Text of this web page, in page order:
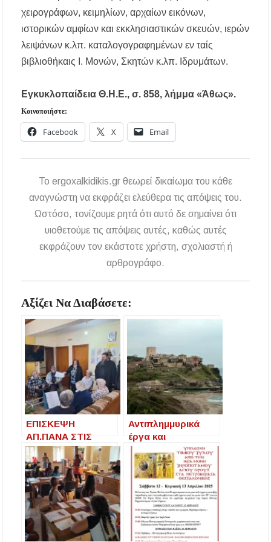
χειρογράφων, κειμηλίων, αρχαίων εικόνων,
ιστορικών αμφίων και εκκλησιαστικών σκευών, ιερών
λειψάνων κ.λπ. καταλογογραφημένων εν ταίς
βιβλιοθήκαις Ι. Μονών, Σκητών κ.λπ. Ιδρυμάτων.
Εγκυκλοπαίδεια Θ.Η.Ε., σ. 858, λήμμα «Άθως».
Κοινοποιήστε:
Facebook X Email
To ergoxalkidikis.gr θεωρεί δικαίωμα του κάθε
αναγνώστη να εκφράζει ελεύθερα τις απόψεις του.
Ωστόσο, τονίζουμε ρητά ότι αυτό δε σημαίνει ότι
υιοθετούμε τις απόψεις αυτές, καθώς αυτές
εκφράζουν τον εκάστοτε χρήστη, σχολιαστή ή
αρθρογράφο.
Αξίζει Να Διαβάσετε:
ΕΠΙΣΚΕΨΗ
ΑΠ.ΠΑΝΑ ΣΤΙΣ
ΜΗΤΡΟΠΟΛΕΙΣ
ΚΑΣΣΑΝΔΡΕΙΑΣ, ΙΕ
ΡΙΣΣΟΥ ΑΓΙΟΥ
ΟΡΟΥΣ ΚΑΙ
ΑΡΔΑΜΕΡΙΟΥ ΚΑΙ
ΣΤΟ ΙΔΡΥΜΑ
ΑΓΑΠΗΣ-ΟΙΚΟ
ΕΥΓΗΡΙΑΣ
Αντιπλημμυρικά
έργα και
συντηρήσεις της
Περιφέρειας
Κεντρικής
Μακεδονίας σε
εννέα Ιερές Μονές
του Αγίου Όρους,
με επτά αποφάσεις
που υπέγραψε ο